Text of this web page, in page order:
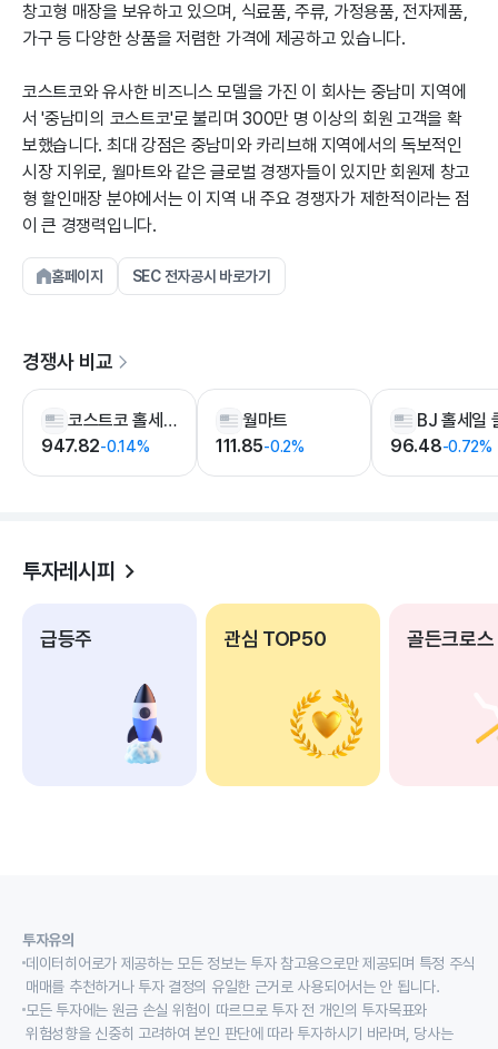
창고형 매장을 보유하고 있으며, 식료품, 주류, 가정용품, 전자제품,
가구 등 다양한 상품을 저렴한 가격에 제공하고 있습니다.
코스트코와 유사한 비즈니스 모델을 가진 이 회사는 중남미 지역에
서 '중남미의 코스트코'로 불리며 300만 명 이상의 회원 고객을 확
보했습니다. 최대 강점은 중남미와 카리브해 지역에서의 독보적인
시장 지위로, 월마트와 같은 글로벌 경쟁자들이 있지만 회원제 창고
형 할인매장 분야에서는 이 지역 내 주요 경쟁자가 제한적이라는 점
이 큰 경쟁력입니다.
홈페이지 SEC 전자공시 바로가기
경쟁사 비교
코스트코 홀세일
947.82-0.14%
월마트
111.85-0.2% 96.48-0.72%
투자레시피
급등주 관심 TOP50 골든크로스
투자유의
데이터히어로가 제공하는 모든 정보는 투자 참고용으로만 제공되며 특정 주식
매매를 추천하거나 투자 결정의 유일한 근거로 사용되어서는 안 됩니다.
모든 투자에는 원금 손실 위험이 따르므로 투자 전 개인의 투자목표와
위험성향을 신중히 고려하여 본인 판단에 따라 투자하시기 바라며, 당사는